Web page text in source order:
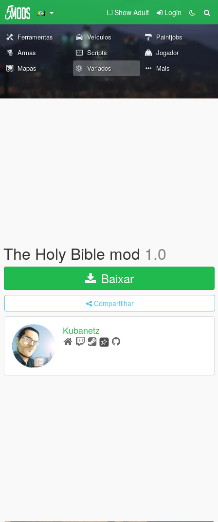
Show Adult Login
Ferramentas Veículos
Paintjobs
Armas
Scripts
Jogador
Mapas
Variados Mais
The Holy Bible mod 1.0
Baixar
Compartilhar
Kubanetz